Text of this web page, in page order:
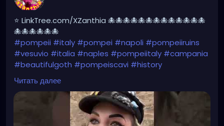
⭐ LinkTree.com/XZanthia 🐙🐙🐙🐙🐙🐙🐙🐙🐙🐙🐙🐙🐙
🐙🐙🐙🐙🐙🐙
#pompeii #italy #pompei #napoli #pompeiiruins
#vesuvio #italia #naples #pompeiitaly #campania
#beautifulgoth #pompeiscavi #history
#archaeology
#traveling #archeologia
#pompeiitempusvita#vesuvius#bastilledan
#pompeya #cosplay#rome
#xzanthia
#pompeitempusvita
Читать далее